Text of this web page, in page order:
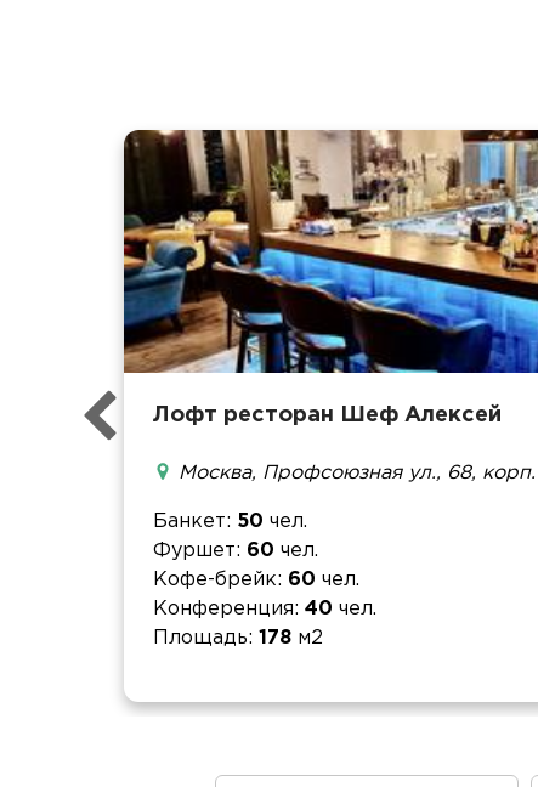
Лофт ресторан Шеф Алексей
Москва, Профсоюзная ул., 68,
Банкет 50 чел.
Фуршет
60 чел.
Кофе-брейк
60 чел.
Конференция
40 чел.
Площадь
178 м2